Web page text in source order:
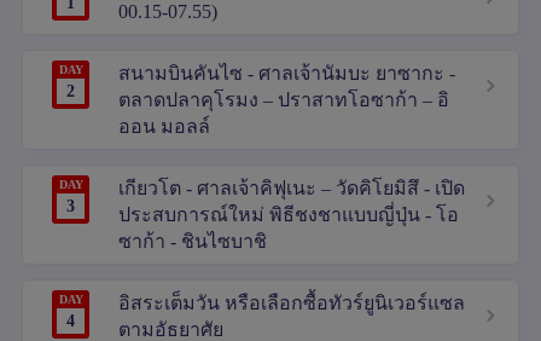
00.15-07.55)
DAY
2
สนามบินคันไซ - ศาลเจ้านัมบะ ยาซากะ -
ตลาดปลาคุโรมง – ปราสาทโอซาก้า – อิ
ออน มอลล์
DAY
3
เกียวโต - ศาลเจ้าคิฟุเนะ – วัดคิโยมิสึ - เปิด
ประสบการณ์ใหม่ พิธีชงชาแบบญี่ปุ่น - โอ
ซาก้า - ชินไซบาชิ
DAY
4
อิสระเต็มวัน หรือเลือกซื้อทัวร์ยูนิเวอร์แซล
ตามอัธยาศัย